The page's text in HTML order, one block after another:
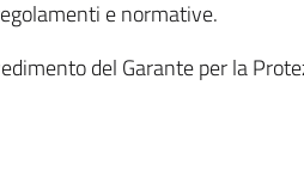
e normative.
del Garante per la